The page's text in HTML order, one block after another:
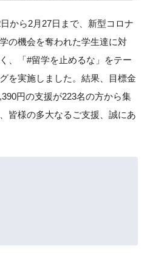
シュキャン
イングリッシュキャン
プ
（徳島）
から2月27日まで、新型コロナ
の機会を奪われた学生達に対
、「#留学を止めるな」をテー
を実施しました。結果、目標金
円の支援が223名の方から集
皆様の多大なるご支援、誠にあ